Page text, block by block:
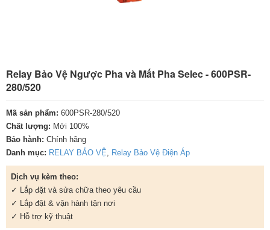
Relay Bảo Vệ Ngược Pha và Mất Pha Selec - 600PSR-
280/520
Mã sản phẩm: 600PSR-280/520
Chất lượng: Mới 100%
Bảo hành: Chính hãng
Danh mục: RELAY BẢO VỆ, Relay Bảo Vệ Điện Áp
Dịch vụ kèm theo:
✓ Lắp đặt và sửa chữa theo yêu cầu
✓ Lắp đặt & vận hành tận nơi
✓ Hỗ trợ kỹ thuật